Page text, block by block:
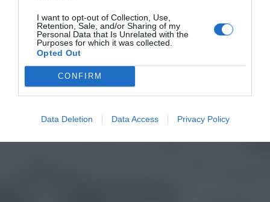
I want to opt-out of Collection, Use,
Retention, Sale, and/or Sharing of my
Personal Data that Is Unrelated with the
Purposes for which it was collected.
Opted Out
CONFIRM
Data Deletion Data Access Privacy Policy